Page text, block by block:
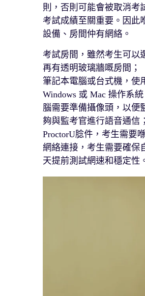
則，否則可能會被取消考
考試成績至關重要。因此
設備、房間仲有網絡。
考試房間，雖然考生可以
再有透明玻璃牆嘅房間；
筆記本電腦或台式機，使
Windows 或 Mac 操作系
腦需要準備攝像頭，以便
夠與監考官進行語音通信；
ProctorU腍件，考生需要
網絡連接，考生需要確保
天提前測試網速和穩定性